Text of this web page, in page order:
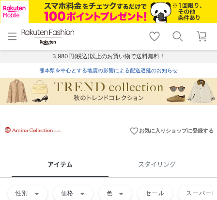
menu home
トップ
shopping_cart lock_outline
ログイン
3,980円(税込)以上のお買い物で送料無料！
熊本県を中心とする地震の影響による配送遅延のお知らせ
favorite_borderお気に入りショップに登録する
アイテム スタイリング
性別 arrow_drop_down 価格 arrow_drop_down 色 arrow_drop_down セール スーパー